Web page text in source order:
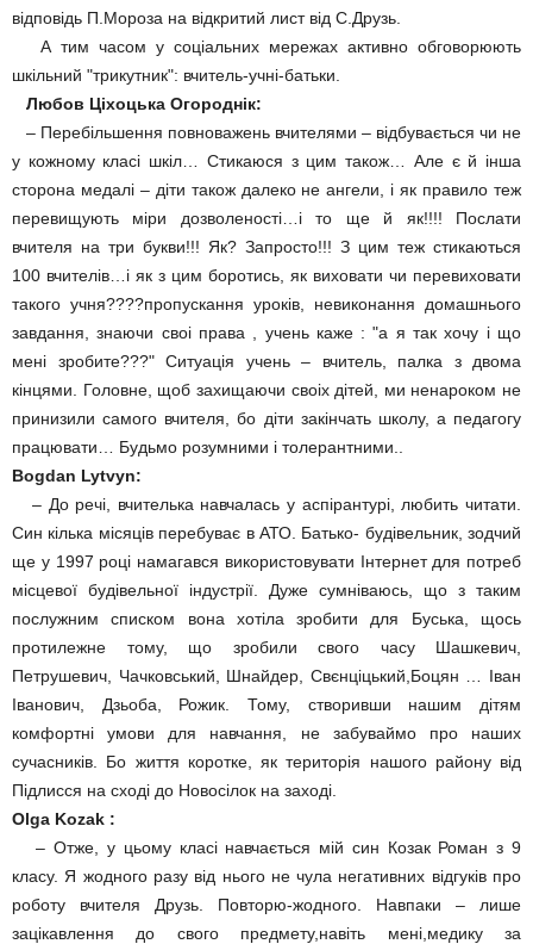
відповідь П.Мороза на відкритий лист від С.Друзь.
А тим часом у соціальних мережах активно обговорюють
шкільний "трикутник": вчитель-учні-батьки.
Любов Ціхоцька Огороднік:
– Перебільшення повноважень вчителями – відбувається чи не
у кожному класі шкіл… Стикаюся з цим також… Але є й інша
сторона медалі – діти також далеко не ангели, і як правило теж
перевищують міри дозволеності…і то ще й як!!!! Послати
вчителя на три букви!!! Як? Запросто!!! З цим теж стикаються
100 вчителів…і як з цим боротись, як виховати чи перевиховати
такого учня????пропускання уроків, невиконання домашнього
завдання, знаючи своі права , учень каже : "а я так хочу і що
мені зробите???" Ситуація учень – вчитель, палка з двома
кінцями. Головне, щоб захищаючи своіх дітей, ми ненароком не
принизили самого вчителя, бо діти закінчать школу, а педагогу
працювати… Будьмо розумними і толерантними..
Bogdan Lytvyn:
– До речі, вчителька навчалась у аспірантурі, любить читати.
Син кілька місяців перебуває в АТО. Батько- будівельник, зодчий
ще у 1997 році намагався використовувати Інтернет для потреб
місцевої будівельної індустрії. Дуже сумніваюсь, що з таким
послужним списком вона хотіла зробити для Буська, щось
протилежне тому, що зробили свого часу Шашкевич,
Петрушевич, Чачковський, Шнайдер, Свєнціцький,Боцян … Іван
Іванович, Дзьоба, Рожик. Тому, створивши нашим дітям
комфортні умови для навчання, не забуваймо про наших
сучасників. Бо життя коротке, як територія нашого району від
Підлисся на сході до Новосілок на заході.
Olga Kozak :
– Отже, у цьому класі навчається мій син Козак Роман з 9
класу. Я жодного разу від нього не чула негативних відгуків про
роботу вчителя Друзь. Повторю-жодного. Навпаки – лише
зацікавлення до свого предмету,навіть мені,медику за